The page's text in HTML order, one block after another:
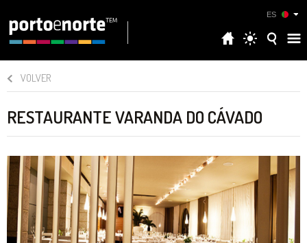
ES
VOLVER
RESTAURANTE VARANDA DO CÁVADO